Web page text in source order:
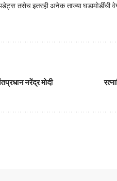
तसेच इतरही अनेक ताज्या घडामोडींची
नरेंद्र मोदी